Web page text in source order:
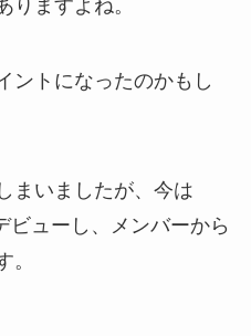
りますよね。
ントになったのかもし
まいましたが、今は
ビューし、メンバーから
。